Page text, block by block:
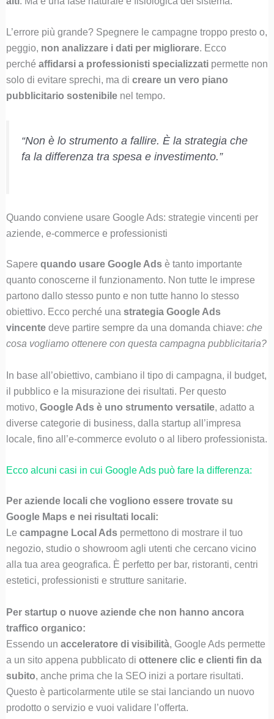
L’errore più grande? Spegnere le campagne troppo presto o,
peggio, non analizzare i dati per migliorare. Ecco
perché affidarsi a professionisti specializzatipermette non
solo di evitare sprechi, ma di creare un vero piano
pubblicitario sostenibilenel tempo.
“Non è lo strumento a fallire. È la strategia che
fa la differenza tra spesa e investimento.”
Quando conviene usare Google Ads: strategie vincenti per
aziende, e-commerce e professionisti
Sapere quando usare Google Adsè tanto importante
quanto conoscerne il funzionamento. Non tutte le imprese
partono dallo stesso punto e non tutte hanno lo stesso
obiettivo. Ecco perché una strategia Google Ads
vincentedeve partire sempre da una domanda chiave: che
cosa vogliamo ottenere con questa campagna pubblicitaria?
In base all’obiettivo, cambiano il tipo di campagna, il budget,
il pubblico e la misurazione dei risultati. Per questo
motivo, Google Ads è uno strumento versatile, adatto a
diverse categorie di business, dalla startup all’impresa
locale, fino all’e-commerce evoluto o al libero professionista.
Ecco alcuni casi in cui Google Ads può fare la differenza:
Per aziende locali che vogliono essere trovate su
Google Maps e nei risultati locali:
Le campagne Local Adspermettono di mostrare il tuo
negozio, studio o showroom agli utenti che cercano vicino
alla tua area geografica. È perfetto per bar, ristoranti, centri
estetici, professionisti e strutture sanitarie.
Per startup o nuove aziende che non hanno ancora
traffico organico:
Essendo un acceleratore di visibilità, Google Ads permette
a un sito appena pubblicato di ottenere clic e clienti fin da
subito, anche prima che la SEO inizi a portare risultati.
Questo è particolarmente utile se stai lanciando un nuovo
prodotto o servizio e vuoi validare l’offerta.